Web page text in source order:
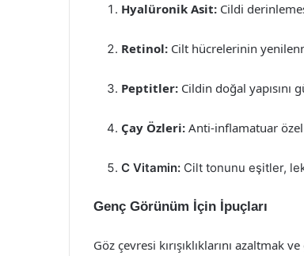
Hyalüronik Asit: Cildi
Retinol: Cilt hücrelerinin
Peptitler: Cildin doğal yapısını
Çay Özleri: Anti-inflamatuar
C Vitamin: Cilt tonunu eşitler,
Genç Görünüm İçin İpuçları
Göz çevresi kırışıklıklarını azaltmak